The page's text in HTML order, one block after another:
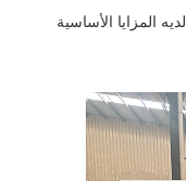
لديه المزايا الأساسية